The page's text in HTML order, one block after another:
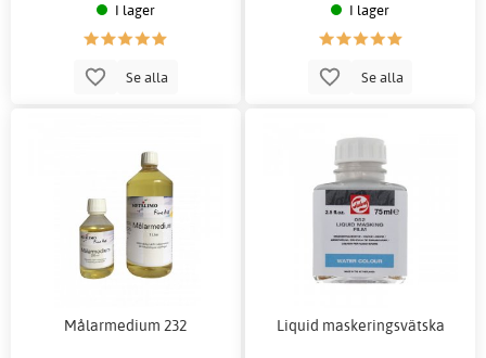
I lager
Se alla
I lager
Se alla
Målarmedium 232 Liquid maskeringsvätska